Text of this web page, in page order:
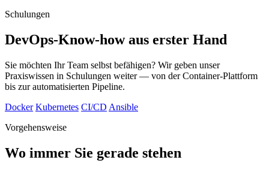
Schulungen
DevOps-Know-how aus erster Hand
Sie möchten Ihr Team selbst befähigen? Wir geben unser
Praxiswissen in Schulungen weiter — von der Container-Plattform
bis zur automatisierten Pipeline.
Docker Kubernetes CI/CD Ansible
Vorgehensweise
Wo immer Sie gerade stehen